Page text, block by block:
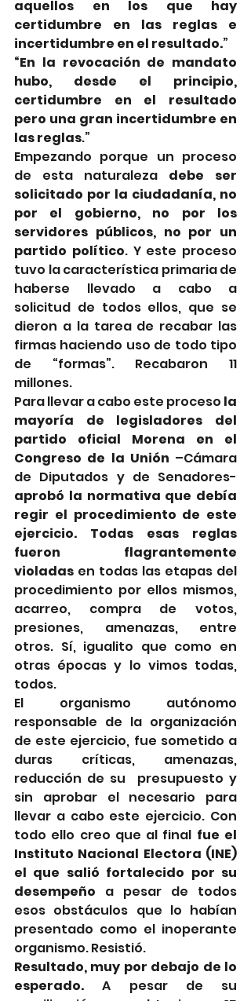
aquellos en los que hay
certidumbre en las reglas e
incertidumbre en el resultado.”
“En la revocación de mandato
hubo, desde el principio,
certidumbre en el resultado
pero una gran incertidumbre en
las reglas.”
Empezando porque un proceso
de esta naturaleza debe ser
solicitado por la ciudadanía, no
por el gobierno, no por los
servidores públicos, no por un
partido político. Y este proceso
tuvo la característica primaria de
haberse llevado a cabo a
solicitud de todos ellos, que se
dieron a la tarea de recabar las
firmas haciendo uso de todo tipo
de “formas”. Recabaron 11
millones.
Para llevar a cabo este proceso la
mayoría de legisladores del
partido oficial Morena en el
Congreso de la Unión –Cámara
aprobó la normativa que debía
regir el procedimiento de este
ejercicio. Todas esas reglas
fueron flagrantemente
violadas en todas las etapas del
procedimiento por ellos mismos,
acarreo, compra de votos,
presiones, amenazas, entre
otros. Sí, igualito que como en
otras épocas y lo vimos todas,
todos.
El organismo autónomo
responsable de la organización
de este ejercicio, fue sometido a
duras críticas, amenazas,
reducción de su  presupuesto y
sin aprobar el necesario para
llevar a cabo este ejercicio. Con
todo ello creo que al final fue el
Instituto Nacional Electora (INE)
el que salió fortalecido por su
desempeño a pesar de todos
esos obstáculos que lo habían
presentado como el inoperante
organismo. Resistió.
Resultado, muy por debajo de lo
esperado. A pesar de su